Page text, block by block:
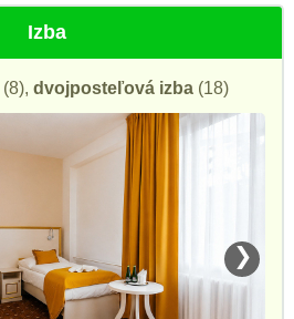
Izba
(8), dvojposteľová izba (18)
❯